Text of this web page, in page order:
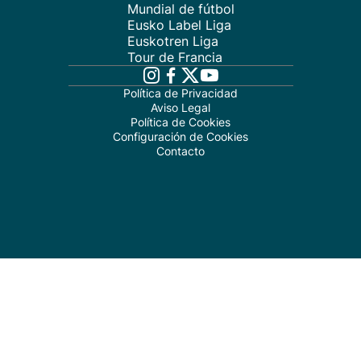
Mundial de fútbol
Eusko Label Liga
Euskotren Liga
Tour de Francia
Política de Privacidad
Aviso Legal
Política de Cookies
Configuración de Cookies
Contacto